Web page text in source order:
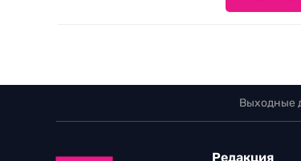
Выходные
Редакция